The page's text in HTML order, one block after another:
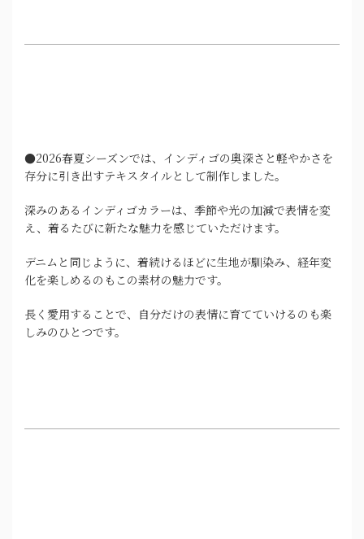
●2026春夏シーズンでは、インディゴの奥深さと軽やかさを
存分に引き出すテキスタイルとして制作しました。
深みのあるインディゴカラーは、季節や光の加減で表情を変
え、着るたびに新たな魅力を感じていただけます。
デニムと同じように、着続けるほどに生地が馴染み、経年変
化を楽しめるのもこの素材の魅力です。
長く愛用することで、自分だけの表情に育てていけるのも楽
しみのひとつです。